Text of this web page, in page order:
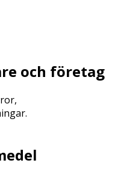
och företag